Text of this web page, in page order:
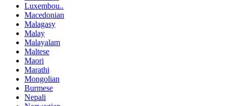
Luxembou..
Macedonian
Malagasy
Malay
Malayalam
Maltese
Maori
Marathi
Mongolian
Burmese
Nepali